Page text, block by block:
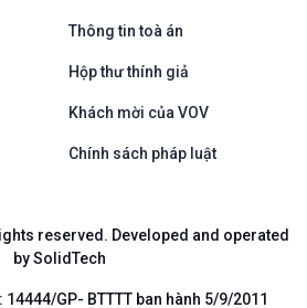
Thông tin toà án
Hộp thư thính giả
Khách mời của VOV
Chính sách pháp luật
reserved. Developed and operated
by SolidTech
GP- BTTTT ban hành 5/9/2011